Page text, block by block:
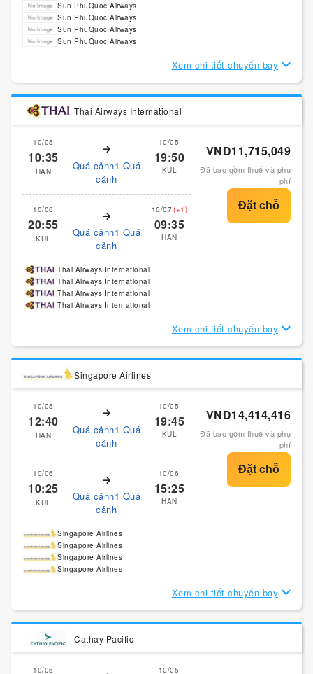
Sun PhuQuoc Airways
Sun PhuQuoc Airways
Sun PhuQuoc Airways
Sun PhuQuoc Airways
Xem chi tiết chuyến bay
Thai Airways International
10/05
10:35
HAN
Quá cảnh1 Quá
cảnh
10/05
19:50
KUL
10/06
20:55
KUL
Quá cảnh1 Quá
cảnh
10/07(+1)
09:35
HAN
VND11,715,049
Đã bao gồm thuế và phụ
phí
Thai Airways International
Thai Airways International
Thai Airways International
Thai Airways International
Xem chi tiết chuyến bay
Singapore Airlines
10/05
12:40
HAN
Quá cảnh1 Quá
cảnh
10/05
19:45
KUL
10/06
10:25
KUL
Quá cảnh1 Quá
cảnh
10/06
15:25
HAN
VND14,414,416
Đã bao gồm thuế và phụ
phí
Singapore Airlines
Singapore Airlines
Singapore Airlines
Singapore Airlines
Xem chi tiết chuyến bay
Cathay Pacific
10/05 10/05